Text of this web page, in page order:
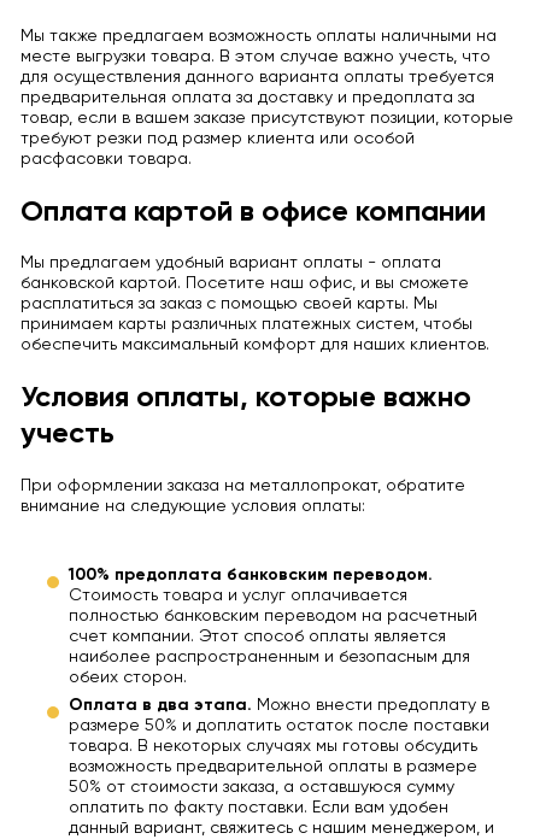
Мы также предлагаем возможность оплаты наличными на
месте выгрузки товара. В этом случае важно учесть, что
для осуществления данного варианта оплаты требуется
предварительная оплата за доставку и предоплата за
товар, если в вашем заказе присутствуют позиции, которые
требуют резки под размер клиента или особой
расфасовки товара.
Оплата картой в офисе компании
Мы предлагаем удобный вариант оплаты - оплата
банковской картой. Посетите наш офис, и вы сможете
расплатиться за заказ с помощью своей карты. Мы
принимаем карты различных платежных систем, чтобы
обеспечить максимальный комфорт для наших клиентов.
Условия оплаты, которые важно
учесть
При оформлении заказа на металлопрокат, обратите
внимание на следующие условия оплаты:
100% предоплата банковским переводом.
Стоимость товара и услуг оплачивается
полностью банковским переводом на расчетный
счет компании. Этот способ оплаты является
наиболее распространенным и безопасным для
обеих сторон.
Оплата в два этапа. Можно внести предоплату в
размере 50% и доплатить остаток после поставки
товара. В некоторых случаях мы готовы обсудить
возможность предварительной оплаты в размере
50% от стоимости заказа, а оставшуюся сумму
оплатить по факту поставки. Если вам удобен
данный вариант, свяжитесь с нашим менеджером, и